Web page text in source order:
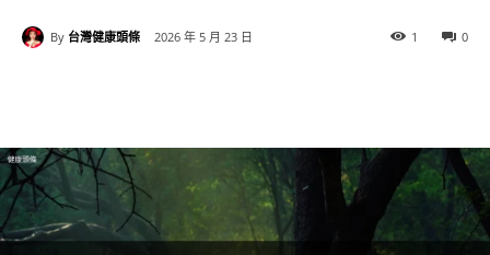
By 台灣健康頭條 2026 年 5 月 23 日 0
1